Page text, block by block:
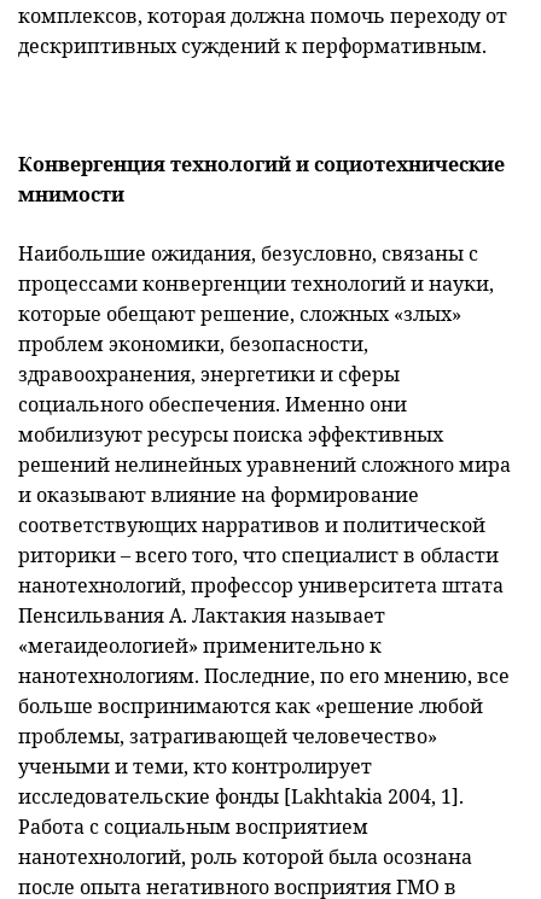
комплексов, которая должна помочь переходу от
дескриптивных суждений к перформативным.
Конвергенция технологий и социотехнические
мнимости
Наибольшие ожидания, безусловно, связаны с
процессами конвергенции технологий и науки,
которые обещают решение, сложных «злых»
проблем экономики, безопасности,
здравоохранения, энергетики и сферы
социального обеспечения. Именно они
мобилизуют ресурсы поиска эффективных
решений нелинейных уравнений сложного мира
и оказывают влияние на формирование
соответствующих нарративов и политической
риторики – всего того, что специалист в области
нанотехнологий, профессор университета штата
Пенсильвания А. Лактакия называет
«мегаидеологией» применительно к
нанотехнологиям. Последние, по его мнению, все
больше воспринимаются как «решение любой
проблемы, затрагивающей человечество»
учеными и теми, кто контролирует
исследовательские фонды [Lakhtakia 2004, 1].
Работа с социальным восприятием
нанотехнологий, роль которой была осознана
после опыта негативного восприятия ГМО в